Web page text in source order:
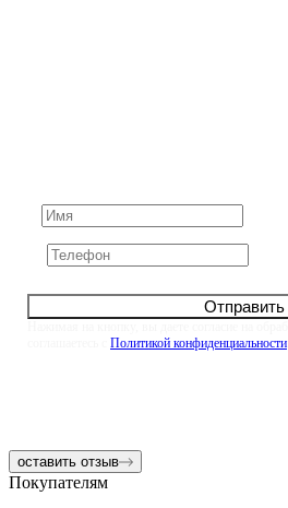
Политикой конфиденциальности
Отправить
оставить отзыв
Покупателям